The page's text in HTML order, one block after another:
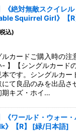
《絶対無敵スクイレ
Squirrel Girl》【R
込)
ルカードご購入時の
】【シングルカード
本です。シングルカー
にて良品のみを出品さ
期キズ・ホイ…
《ワールド・ウォー
【R】
[緑/日本語]